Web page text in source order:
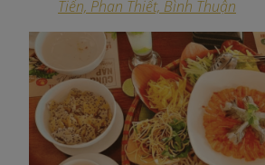
Tiến, Phan Thiết, Bình Thuận